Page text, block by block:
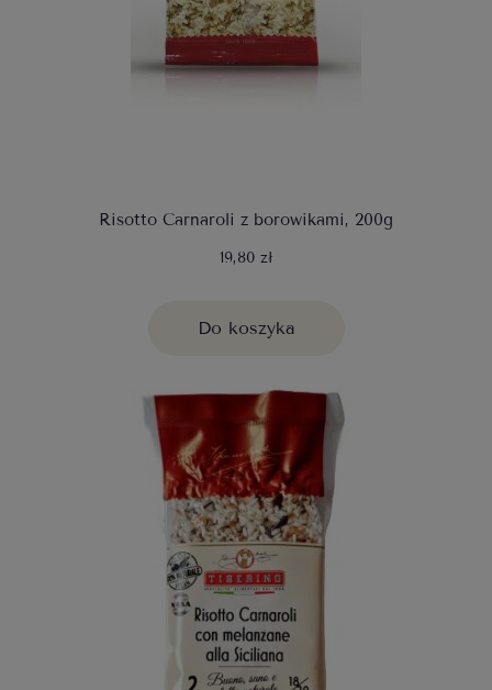
Risotto Carnaroli z borowikami, 200g
19,80 zł
Do koszyka